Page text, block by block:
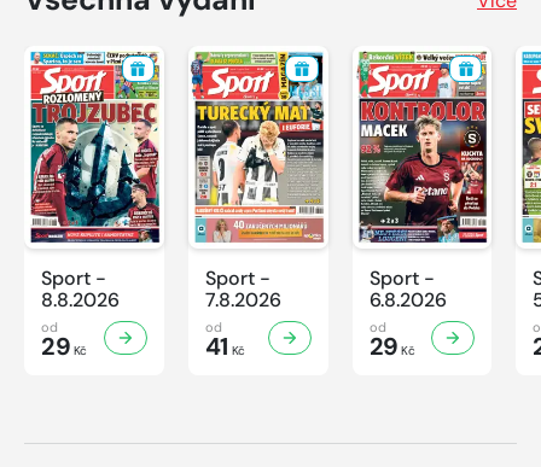
Sport -
8.8.2026
od
29 Kč
Sport -
7.8.2026
od
41 Kč
Sport -
6.8.2026
od
29 Kč